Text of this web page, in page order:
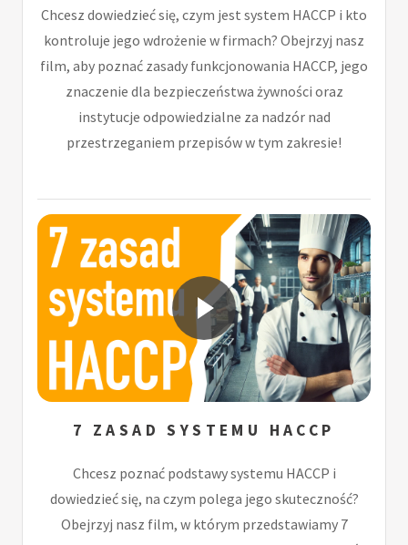
Chcesz dowiedzieć się, czym jest system HACCP i kto
kontroluje jego wdrożenie w firmach? Obejrzyj nasz
film, aby poznać zasady funkcjonowania HACCP, jego
znaczenie dla bezpieczeństwa żywności oraz
instytucje odpowiedzialne za nadzór nad
przestrzeganiem przepisów w tym zakresie!
7 ZASAD SYSTEMU HACCP
Chcesz poznać podstawy systemu HACCP i
dowiedzieć się, na czym polega jego skuteczność?
Obejrzyj nasz film, w którym przedstawiamy 7